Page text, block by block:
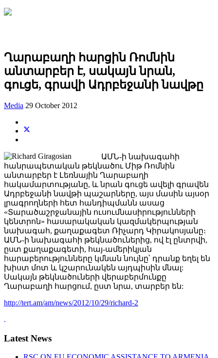
Ղարաբաղի հարցին Ռոմնին
անտարբեր է, սակայն նրան,
գուցե, գրավի Ադրբեջանի նավթը
Media 29 October 2012
ԱՄՆ-ի նախագահի
հանրապետական թեկնածու Միթ Ռոմնին
անտարբեր է Լեռնային Ղարաբաղի
հակամարտությանը, և նրան գուցե ավելի գրավեն
Ադրբեջանի նավթի պաշարները, այս մասին այսօր
լրագրողների հետ հանդիպմանն ասաց
«Տարածաշրջանային ուսումնասիրությունների
կենտրոն» հասարակական կազմակերպության
նախագահ, քաղաքագետ Ռիչարդ Կիրակոսյանը։
ԱՄՆ-ի նախագահի թեկնածուներից, ով էլ ընտրվի,
ըստ քաղաքագետի, հայ-ամերիկյան
հարաբերությունները կմնան նույնը՝ դրանք եղել են
խիստ մոտ և կշարունակեն այդպիսին մնալ:
Սակայն թեկնածուների վերաբերմունքը
Ղարաբաղի հարցում, ըստ նրա, տարբեր են:
http://tert.am/am/news/2012/10/29/richard-2
.
Latest News